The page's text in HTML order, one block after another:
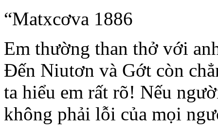
“Matxcơva 1886
Em thường than thở với
Đến Niutơn và Gớt còn
ta hiểu em rất rõ! Nếu
không phải lỗi của mọi